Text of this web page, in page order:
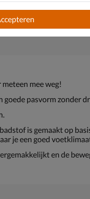
mee weg!
pasvorm zonder
is gemaakt op
je een goed
en de